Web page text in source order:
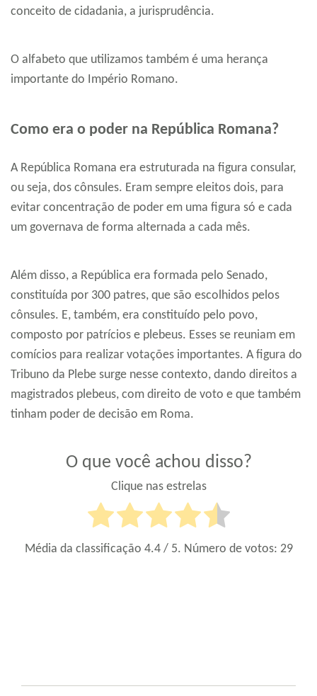
conceito de cidadania, a jurisprudência.
O alfabeto que utilizamos também é uma herança
importante do Império Romano.
Como era o poder na República Romana?
A República Romana era estruturada na figura consular,
ou seja, dos cônsules. Eram sempre eleitos dois, para
evitar concentração de poder em uma figura só e cada
um governava de forma alternada a cada mês.
Além disso, a República era formada pelo Senado,
constituída por 300 patres, que são escolhidos pelos
cônsules. E, também, era constituído pelo povo,
composto por patrícios e plebeus. Esses se reuniam em
comícios para realizar votações importantes. A figura do
Tribuno da Plebe surge nesse contexto, dando direitos a
magistrados plebeus, com direito de voto e que também
tinham poder de decisão em Roma.
O que você achou disso?
Clique nas estrelas
Média da classificação 4.4/ 5. Número de votos: 29